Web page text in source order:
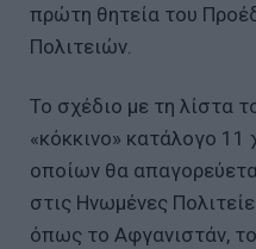
πρώτη θητεία του
Πολιτειών.
Το σχέδιο με τη λίστα
«κόκκινο» κατάλογο
οποίων θα
στις Ηνωμένες
όπως το Αφγανιστάν,